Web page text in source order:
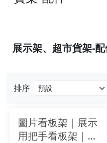
排序
圖片看板架｜展示
用把手看板架｜
展示架、超市貨架-